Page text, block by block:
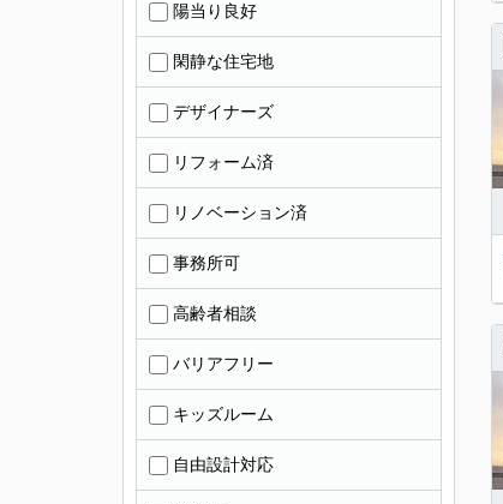
陽当り良好
閑静な住宅地
デザイナーズ
リフォーム済
リノベーション済
事務所可
高齢者相談
バリアフリー
キッズルーム
自由設計対応